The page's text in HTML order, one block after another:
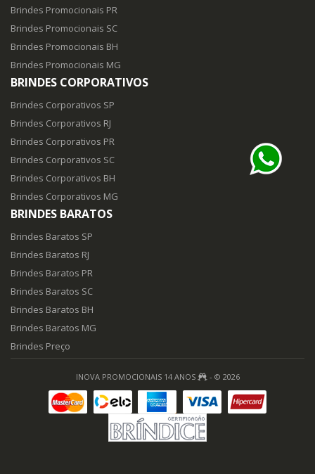
Brindes Promocionais PR
Brindes Promocionais SC
Brindes Promocionais BH
Brindes Promocionais MG
BRINDES CORPORATIVOS
Brindes Corporativos SP
Brindes Corporativos RJ
Brindes Corporativos PR
Brindes Corporativos SC
Brindes Corporativos BH
Brindes Corporativos MG
BRINDES BARATOS
Brindes Baratos SP
Brindes Baratos RJ
Brindes Baratos PR
Brindes Baratos SC
Brindes Baratos BH
Brindes Baratos MG
Brindes Preço
INOVA PROMOCIONAIS 14 ANOS - © 2026